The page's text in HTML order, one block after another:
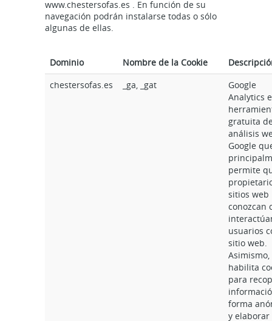
www.chestersofas.es . En función de su
navegación podrán instalarse todas o sólo
algunas de ellas.
Dominio Nombre de la Cookie
chestersofas.es
_ga, _gat
Google
Analytics
gratuita
análisis
Google
permite
sitios web
conozcan
usuarios
sitio web.
Asimismo,
habilita
para
forma
y elaborar